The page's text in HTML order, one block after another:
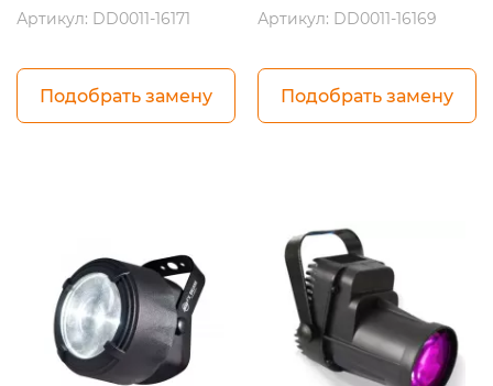
Артикул: DD0011-16171
Подобрать замену
Артикул: DD0011-16169
Подобрать замену